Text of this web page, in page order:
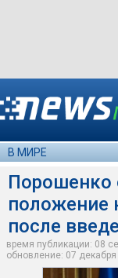
В МИРЕ
Порошенко
положение
после
время публикации: 08
обновление: 07 декабря